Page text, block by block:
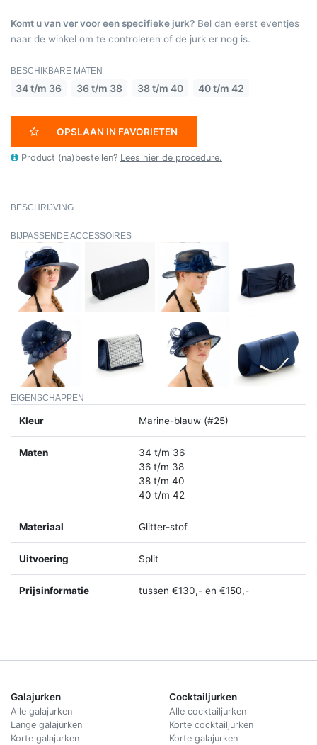
Komt u van ver voor een specifieke jurk? Bel dan eerst eventjes
naar de winkel om te controleren of de jurk er nog is.
BESCHIKBARE MATEN
34 t/m 36 36 t/m 38 38 t/m 40 40 t/m 42
OPSLAAN IN FAVORIETEN
Product (na)bestellen? Lees hier de procedure.
BESCHRIJVING
BIJPASSENDE ACCESSOIRES
EIGENSCHAPPEN
Kleur Marine-blauw (#25)
Maten
34 t/m 36
36 t/m 38
38 t/m 40
40 t/m 42
Materiaal Glitter-stof
Uitvoering Split
Prijsinformatie tussen €130,- en €150,-
Galajurken
Alle galajurken
Lange galajurken
Korte galajurken
Cocktailjurken
Alle cocktailjurken
Korte cocktailjurken
Korte galajurken